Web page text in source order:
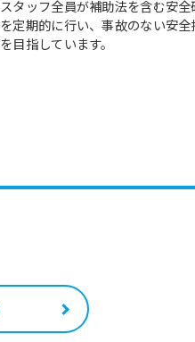
スタッフ全員が補助法を含む安全
を定期的に行い、事故のない安全
を目指しています。